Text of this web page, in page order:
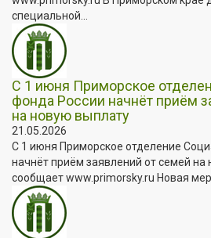
специальной...
С 1 июня Приморское
фонда России начнёт приём
на новую выплату
21.05.2026
С 1 июня Приморское отделение
начнёт приём заявлений от семей на
сообщает www.primorsky.ru Новая